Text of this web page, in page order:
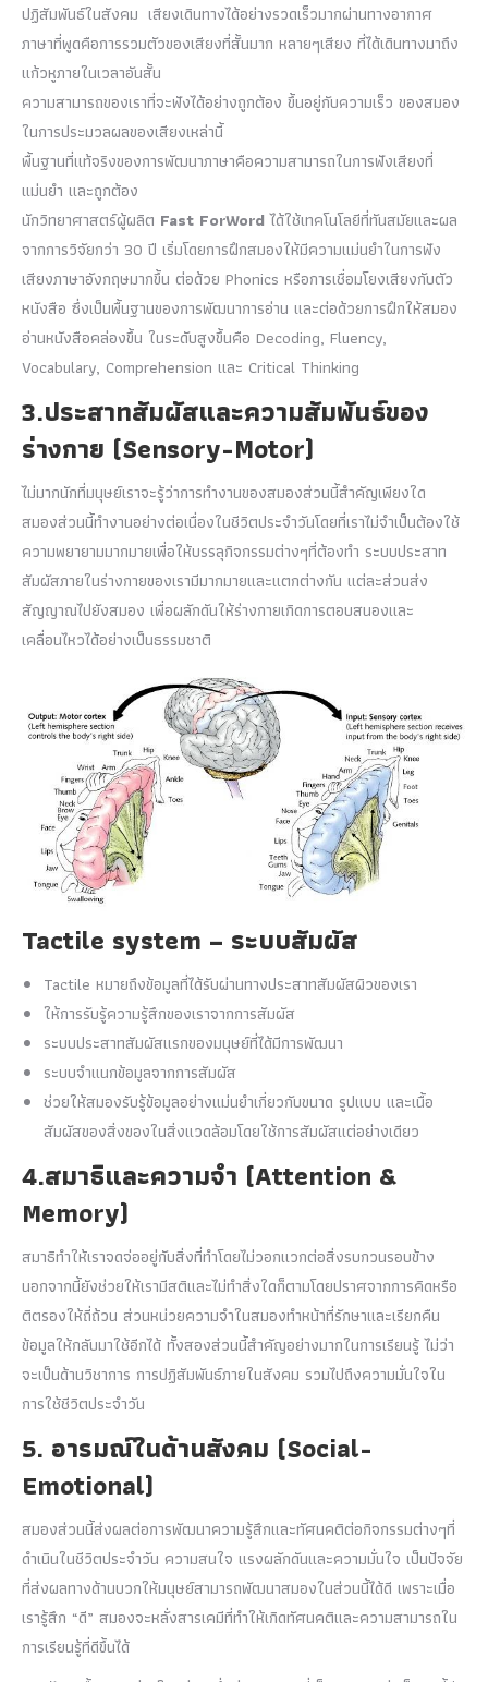
ปฏิสัมพันธ์ในสังคม เสียงเดินทางได้อย่างรวดเร็วมากผ่านทางอากาศ
ภาษาที่พูดคือการรวมตัวของเสียงที่สั้นมาก หลายๆเสียง ที่ได้เดินทางมาถึง
แก้วหูภายในเวลาอันสั้น
ความสามารถของเราที่จะฟังได้อย่างถูกต้อง ขึ้นอยู่กับความเร็ว ของสมอง
ในการประมวลผลของเสียงเหล่านี้
พื้นฐานที่แท้จริงของการพัฒนาภาษาคือความสามารถในการฟังเสียงที่
แม่นยำ และถูกต้อง
นักวิทยาศาสตร์ผู้ผลิต Fast ForWordได้ใช้เทคโนโลยีที่ทันสมัย​​และผล
จากการวิจัยกว่า 30 ปี เริ่มโดยการฝึกสมองให้มีความแม่นยำในการฟัง
เสียงภาษาอังกฤษมากขึ้น ต่อด้วย Phonics หรือการเชื่อมโยงเสียงกับตัว
หนังสือ ซึ่งเป็นพื้นฐานของการพัฒนาการอ่าน และต่อด้วยการฝึกให้สมอง
อ่านหนังสือคล่องขึ้น ในระดับสูงขึ้นคือ Decoding, Fluency,
Vocabulary, Comprehension และ Critical Thinking
3.ประสาทสัมผัสและความสัมพันธ์ของ
ร่างกาย (Sensory-Motor)
ไม่มากนักที่มนุษย์เราจะรู้ว่าการทำงานของสมองส่วนนี้สำคัญเพียงใด
สมองส่วนนี้ทำงานอย่างต่อเนื่องในชีวิตประจำวันโดยที่เราไม่จำเป็นต้องใช้
ความพยายามมากมายเพื่อให้บรรลุกิจกรรมต่างๆที่ต้องทำ ระบบประสาท
สัมผัสภายในร่างกายของเรามีมากมายและแตกต่างกัน แต่ละส่วนส่ง
สัญญาณไปยังสมอง เพื่อผลักดันให้ร่างกายเกิดการตอบสนองและ
เคลื่อนไหวได้อย่างเป็นธรรมชาติ
Tactile system – ระบบสัมผัส
Tactile หมายถึงข้อมูลที่ได้รับผ่านทางประสาทสัมผัสผิวของเรา
ให้การรับรู้ความรู้สึกของเราจากการสัมผัส
ระบบประสาทสัมผัสแรกของมนุษย์ที่ได้มีการพัฒนา
ระบบจำแนกข้อมูลจากการสัมผัส
​ช่วยให้สมองรับรู้ข้อมูลอย่างแม่นยำเกี่ยวกับขนาด รูปแบบ และเนื้อ
สัมผัสของสิ่งของในสิ่งแวดล้อมโดยใช้การสัมผัสแต่อย่างเดียว
4.สมาธิและความจำ (Attention &
Memory)
สมาธิทำให้เราจดจ่ออยู่กับสิ่งที่ทำโดยไม่วอกแวกต่อสิ่งรบกวนรอบข้าง
นอกจากนี้ยังช่วยให้เรามีสติและไม่ทำสิ่งใดก็ตามโดยปราศจากการคิดหรือ
ติตรองให้ถี่ถ้วน ส่วนหน่วยความจำในสมองทำหน้าที่รักษาและเรียกคืน
ข้อมูลให้กลับมาใช้อีกได้ ทั้งสองส่วนนี้สำคัญอย่างมากในการเรียนรู้ ไม่ว่า
จะเป็นด้านวิชาการ การปฏิสัมพันธ์ภายในสังคม รวมไปถึงความมั่นใจใน
การใช้ชีวิตประจำวัน
5. อารมณ์ในด้านสังคม (Social-
Emotional)
สมองส่วนนี้ส่งผลต่อการพัฒนาความรู้สึกและทัศนคติต่อกิจกรรมต่างๆที่
ดำเนินในชีวิตประจำวัน ความสนใจ แรงผลักดันและความมั่นใจ เป็นปัจจัย
ที่ส่งผลทางด้านบวกให้มนุษย์สามารถพัฒนาสมองในส่วนนี้ได้ดี เพราะเมื่อ
เรารู้สึก “ดี” สมองจะหลั่งสารเคมีที่ทำให้เกิดทัศนคติและความสามารถใน
การเรียนรู้ที่ดีขึ้นได้